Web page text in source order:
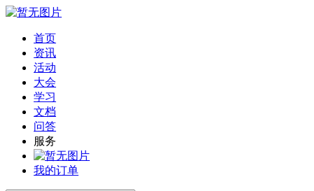
首页
资讯
活动
大会
学习
文档
问答
服务
我的订单